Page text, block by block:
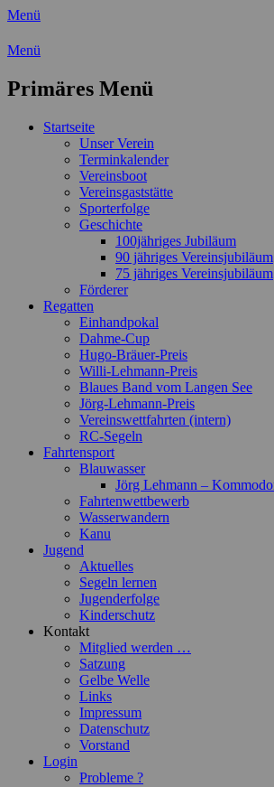
Menü
Wassersport-Verein
Menü
Primäres Menü
Zum
Startseite
Unser Verein
Terminkalender
Vereinsboot
Vereinsgaststätte
Sporterfolge
Geschichte
100jähriges Jubiläum
90 jähriges Vereinsjubiläum
75 jähriges Vereinsjubiläum
Förderer
Regatten
Einhandpokal
Dahme-Cup
Hugo-Bräuer-Preis
Willi-Lehmann-Preis
Blaues Band vom Langen See
Jörg-Lehmann-Preis
Vereinswettfahrten (intern)
RC-Segeln
Fahrtensport
Blauwasser
Jörg Lehmann –
Fahrtenwettbewerb
Wasserwandern
Kanu
Jugend
Aktuelles
Segeln lernen
Jugenderfolge
Kinderschutz
Kontakt
Mitglied werden …
Satzung
Gelbe Welle
Links
Impressum
Datenschutz
Vorstand
Login
Probleme ?